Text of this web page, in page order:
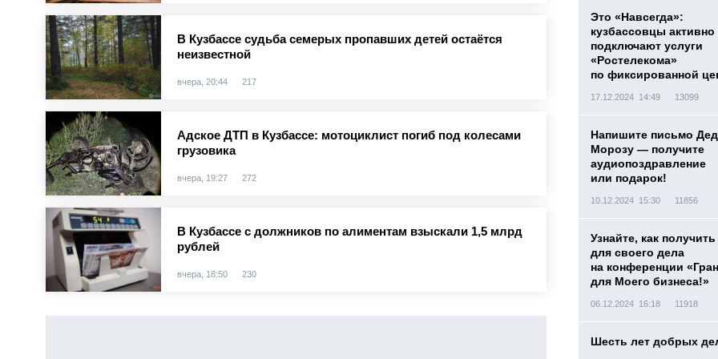
В Кузбассе судьба семерых пропавших детей остаётся
неизвестной
вчера, 20:44 217
Адское ДТП в Кузбассе: мотоциклист погиб под колесами
грузовика
вчера, 19:27 272
В Кузбассе с должников по алиментам взыскали 1,5 млрд
рублей
вчера, 18:50 230
Это «Навсегда»:
кузбассовцы активно
подключают услуги
«Ростелекома»
по фиксированной
17.12.2024 14:49 13099
Напишите письмо
Морозу — получите
аудиопоздравление
или подарок!
10.12.2024 15:30 11856
Узнайте, как получить
для своего дела
на конференции
для Моего бизнеса!»
06.12.2024 16:18 11918
Шесть лет добрых